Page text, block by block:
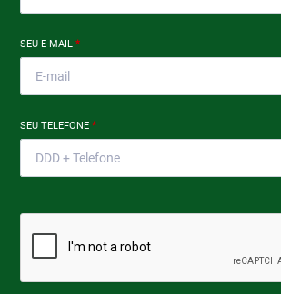
SEU E-MAIL*
SEU TELEFONE*